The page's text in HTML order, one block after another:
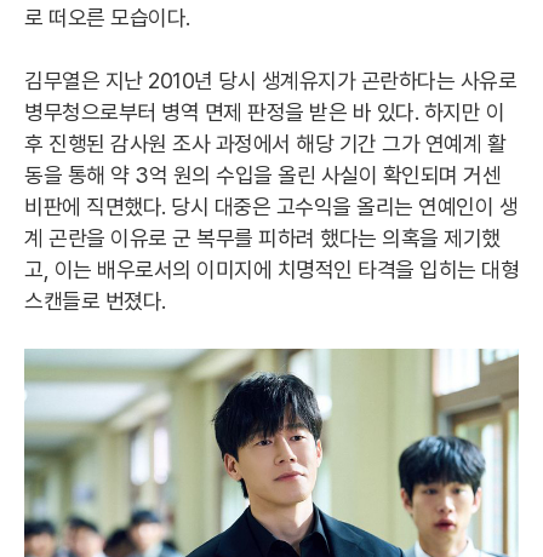
로 떠오른 모습이다.
김무열은 지난 2010년 당시 생계유지가 곤란하다는 사유로
병무청으로부터 병역 면제 판정을 받은 바 있다. 하지만 이
후 진행된 감사원 조사 과정에서 해당 기간 그가 연예계 활
동을 통해 약 3억 원의 수입을 올린 사실이 확인되며 거센
비판에 직면했다. 당시 대중은 고수익을 올리는 연예인이 생
계 곤란을 이유로 군 복무를 피하려 했다는 의혹을 제기했
고, 이는 배우로서의 이미지에 치명적인 타격을 입히는 대형
스캔들로 번졌다.